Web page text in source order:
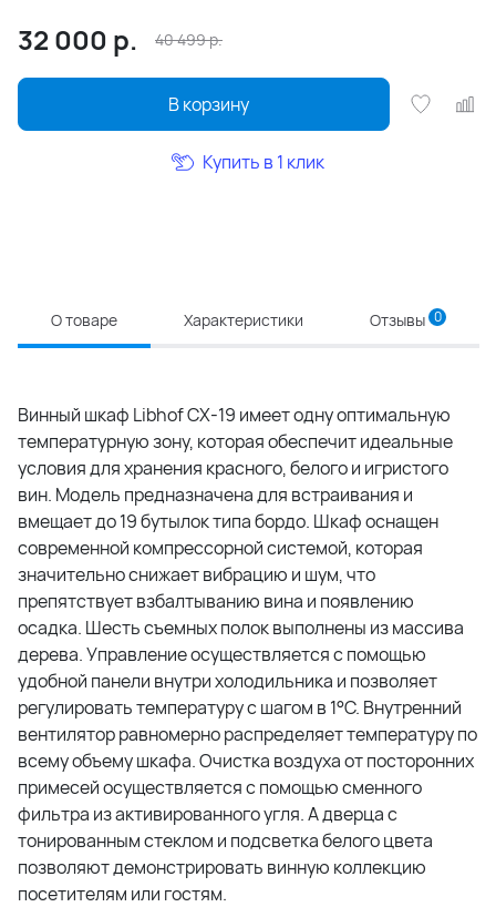
32 000 р. 40 499р.
В корзину
Купить в 1 клик
О товаре Характеристики Отзывы 0
Винный шкаф Libhof CX-19 имеет одну оптимальную
температурную зону, которая обеспечит идеальные
условия для хранения красного, белого и игристого
вин. Модель предназначена для встраивания и
вмещает до 19 бутылок типа бордо. Шкаф оснащен
современной компрессорной системой, которая
значительно снижает вибрацию и шум, что
препятствует взбалтыванию вина и появлению
осадка. Шесть съемных полок выполнены из массива
дерева. Управление осуществляется с помощью
удобной панели внутри холодильника и позволяет
регулировать температуру с шагом в 1°C. Внутренний
вентилятор равномерно распределяет температуру по
всему объему шкафа. Очистка воздуха от посторонних
примесей осуществляется с помощью сменного
фильтра из активированного угля. А дверца с
тонированным стеклом и подсветка белого цвета
позволяют демонстрировать винную коллекцию
посетителям или гостям.